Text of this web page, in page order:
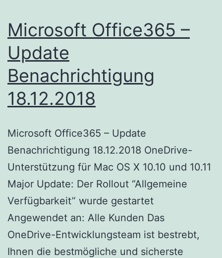
Microsoft Office365 –
Update
Benachrichtigung
18.12.2018
Microsoft Office365 – Update
Benachrichtigung 18.12.2018 OneDrive-
Unterstützung für Mac OS X 10.10 und 10.11
Major Update: Der Rollout “Allgemeine
Verfügbarkeit” wurde gestartet
Angewendet an: Alle Kunden Das
OneDrive-Entwicklungsteam ist bestrebt,
Ihnen die bestmögliche und sicherste